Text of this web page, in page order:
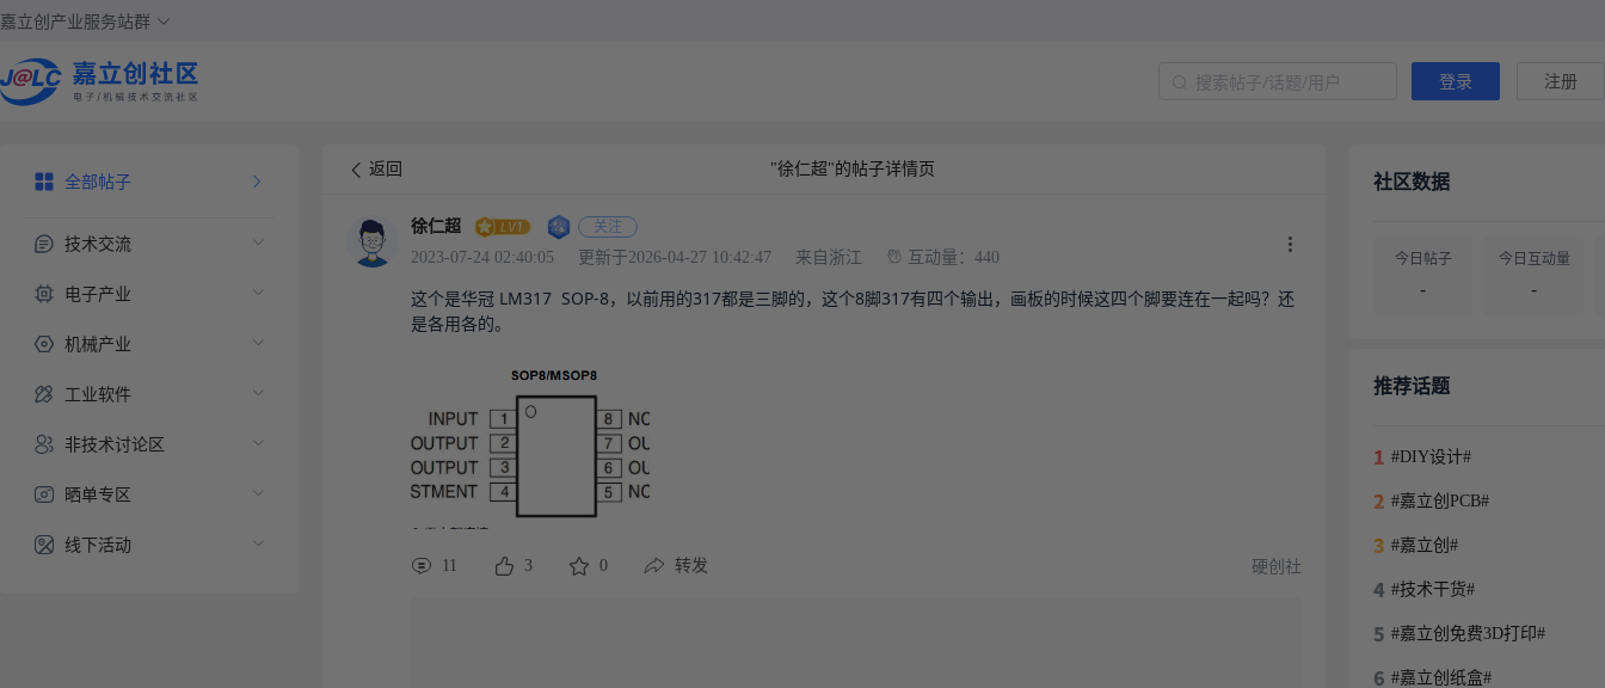
嘉立创产业服务站群
登录 注册
全部帖子
技术交流
电子产业
机械产业
工业软件
非技术讨论区
晒单专区
线下活动
返回 "徐仁超"的帖子详情页
徐仁超 关注
2023-07-24 02:40:05 更新于2026-04-27 10:42:47 来自浙江 互动量：440
这个是华冠 LM317  SOP-8，以前用的317都是三脚的，这个8脚317有四个输出，画板的时候这四个脚要连在一起吗？还
是各用各的。
11 3 0 转发 硬创社
社区数据
今日帖子
-
今日互动量
-
-
推荐话题
#DIY设计#
#嘉立创PCB#
#嘉立创#
#技术干货#
#嘉立创免费3D打印#
#嘉立创纸盒#